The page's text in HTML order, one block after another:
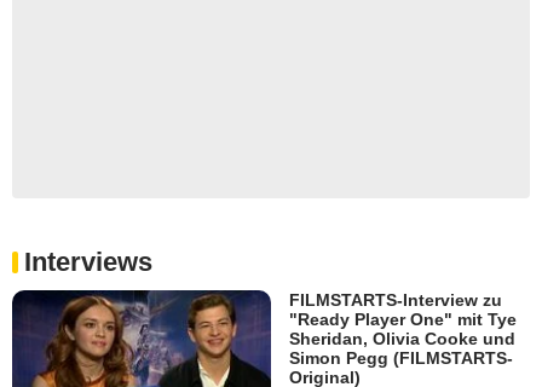
Interviews
FILMSTARTS-Interview zu
"Ready Player One" mit Tye
Sheridan, Olivia Cooke und
Simon Pegg (FILMSTARTS-
Original)